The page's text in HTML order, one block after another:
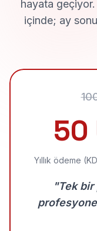
hayata
içinde; ay
50
Yıllık ödeme
"Tek